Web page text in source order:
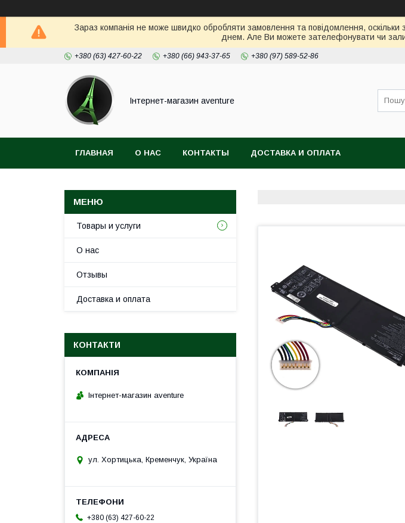
Зараз компанія не може швидко обробляти замовлення та повідомлення,
днем. Але Ви можете зателефонувати чи
+380 (63) 427-60-22 +380 (66) 943-37-65 +380 (97) 589-52-86
Інтернет-магазин aventure
ГЛАВНАЯ О НАС КОНТАКТЫ ДОСТАВКА И ОПЛАТА
Товары и услуги
О нас
Отзывы
Доставка и оплата
КОНТАКТИ
Інтернет-магазин aventure
ул. Хортицька, Кременчук, Україна
+380 (63) 427-60-22